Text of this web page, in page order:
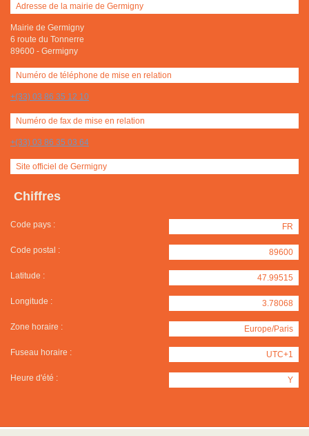
Adresse de la mairie de Germigny
Mairie de Germigny
6 route du Tonnerre
89600 - Germigny
Numéro de téléphone de mise en relation
+(33) 03 86 35 12 10
Numéro de fax de mise en relation
+(33) 03 86 35 03 64
Site officiel de Germigny
Chiffres
Code pays : FR
Code postal : 89600
Latitude : 47.99515
Longitude : 3.78068
Zone horaire : Europe/Paris
Fuseau horaire : UTC+1
Heure d'été : Y